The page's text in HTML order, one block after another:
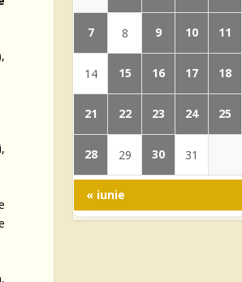
7 8 9 10 11
14 15 16 17 18
21 22 23 24 25
28 29 30 31
« iunie